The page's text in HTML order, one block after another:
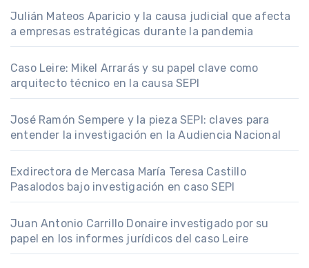
Julián Mateos Aparicio y la causa judicial que afecta
a empresas estratégicas durante la pandemia
Caso Leire: Mikel Arrarás y su papel clave como
arquitecto técnico en la causa SEPI
José Ramón Sempere y la pieza SEPI: claves para
entender la investigación en la Audiencia Nacional
Exdirectora de Mercasa María Teresa Castillo
Pasalodos bajo investigación en caso SEPI
Juan Antonio Carrillo Donaire investigado por su
papel en los informes jurídicos del caso Leire